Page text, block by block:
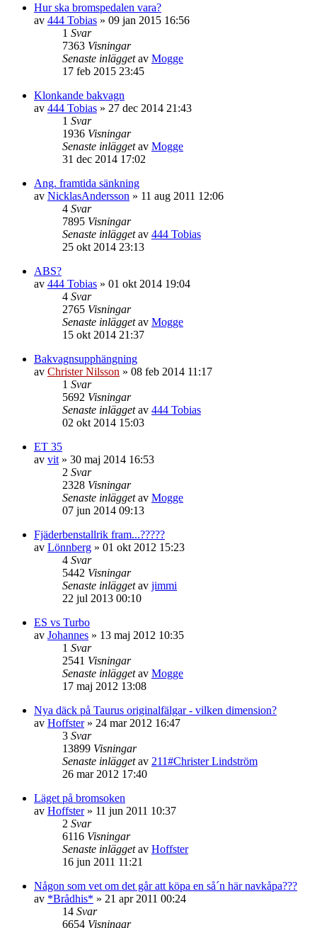
Hur ska bromspedalen vara?
av 444 Tobias » 09 jan 2015 16:56
1 Svar
7363 Visningar
Senaste inläggetav Mogge
17 feb 2015 23:45
Klonkande bakvagn
av 444 Tobias » 27 dec 2014 21:43
1 Svar
1936 Visningar
Senaste inläggetav Mogge
31 dec 2014 17:02
Ang. framtida sänkning
av NicklasAndersson » 11 aug 2011 12:06
4 Svar
7895 Visningar
Senaste inläggetav 444 Tobias
25 okt 2014 23:13
ABS?
av 444 Tobias » 01 okt 2014 19:04
4 Svar
2765 Visningar
Senaste inläggetav Mogge
15 okt 2014 21:37
Bakvagnsupphängning
av Christer Nilsson » 08 feb 2014 11:17
1 Svar
5692 Visningar
Senaste inläggetav 444 Tobias
02 okt 2014 15:03
ET 35
av vit » 30 maj 2014 16:53
2 Svar
2328 Visningar
Senaste inläggetav Mogge
07 jun 2014 09:13
Fjäderbenstallrik fram...?????
av Lönnberg » 01 okt 2012 15:23
4 Svar
5442 Visningar
Senaste inläggetav jimmi
22 jul 2013 00:10
ES vs Turbo
av Johannes » 13 maj 2012 10:35
1 Svar
2541 Visningar
Senaste inläggetav Mogge
17 maj 2012 13:08
Nya däck på Taurus originalfälgar - vilken dimension?
av Hoffster» 24 mar 2012 16:47
3 Svar
13899 Visningar
Senaste inläggetav 211#Christer Lindström
26 mar 2012 17:40
Läget på bromsoken
av Hoffster» 11 jun 2011 10:37
2 Svar
6116 Visningar
Senaste inläggetav Hoffster
16 jun 2011 11:21
Någon som vet om det går att köpa en så´n här navkåpa???
av *Brådhis* » 21 apr 2011 00:24
14 Svar
6654 Visningar